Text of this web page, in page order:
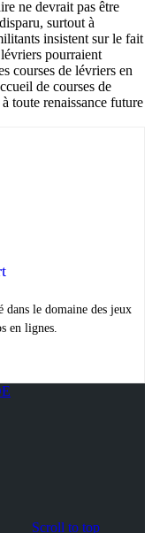
ne devrait pas être
surtout à
insistent sur le fait
pourraient
courses de lévriers en
de courses de
toute renaissance future
dans le domaine des jeux
en lignes.
Scroll to top